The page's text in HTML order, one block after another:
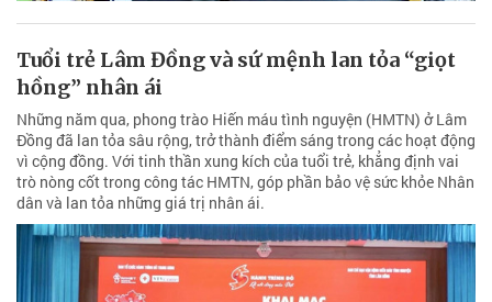
Tuổi trẻ Lâm Đồng và sứ mệnh lan tỏa “giọt
hồng” nhân ái
Những năm qua, phong trào Hiến máu tình nguyện (HMTN) ở Lâm
Đồng đã lan tỏa sâu rộng, trở thành điểm sáng trong các hoạt động
vì cộng đồng. Với tinh thần xung kích của tuổi trẻ, khẳng định vai
trò nòng cốt trong công tác HMTN, góp phần bảo vệ sức khỏe Nhân
dân và lan tỏa những giá trị nhân ái.